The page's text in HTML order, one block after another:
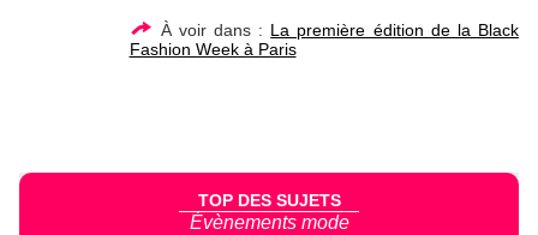
À voir dans : La première édition de la Black
Fashion Week à Paris
TOP DES SUJETS
Évènements mode